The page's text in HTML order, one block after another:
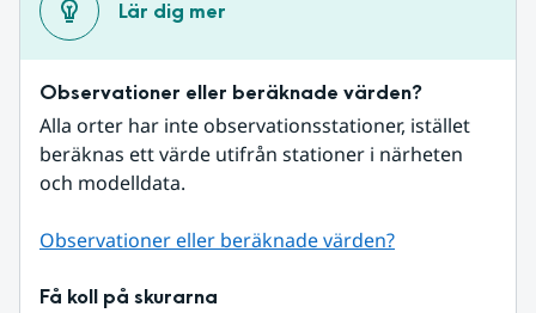
Lär dig mer
Observationer eller beräknade värden?
Alla orter har inte observationsstationer, istället
beräknas ett värde utifrån stationer i närheten
och modelldata.
Observationer eller beräknade värden?
Få koll på skurarna